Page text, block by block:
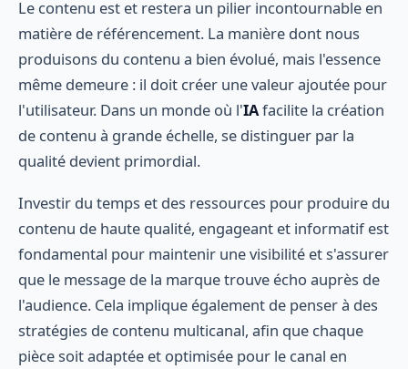
Le contenu est et restera un pilier incontournable en
matière de référencement. La manière dont nous
produisons du contenu a bien évolué, mais l'essence
même demeure : il doit créer une valeur ajoutée pour
l'utilisateur. Dans un monde où l'IAfacilite la création
de contenu à grande échelle, se distinguer par la
qualité devient primordial.
Investir du temps et des ressources pour produire du
contenu de haute qualité, engageant et informatif est
fondamental pour maintenir une visibilité et s'assurer
que le message de la marque trouve écho auprès de
l'audience. Cela implique également de penser à des
stratégies de contenu multicanal, afin que chaque
pièce soit adaptée et optimisée pour le canal en